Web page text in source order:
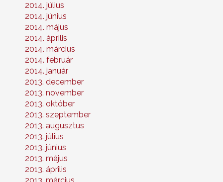
2014. július
2014. június
2014. május
2014. április
2014. március
2014. február
2014. január
2013. december
2013. november
2013. október
2013. szeptember
2013. augusztus
2013. július
2013. június
2013. május
2013. április